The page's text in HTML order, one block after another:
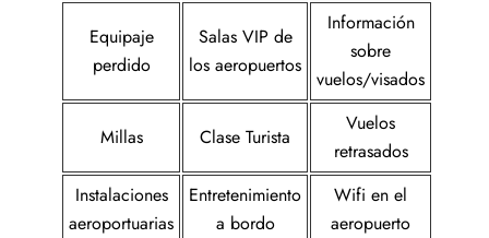
Equipaje
perdido
Salas VIP de
los aeropuertos
Información
sobre
vuelos/visados
Millas Clase Turista
Vuelos
retrasados
Instalaciones
aeroportuarias
Entretenimiento
a bordo
Wifi en el
aeropuerto